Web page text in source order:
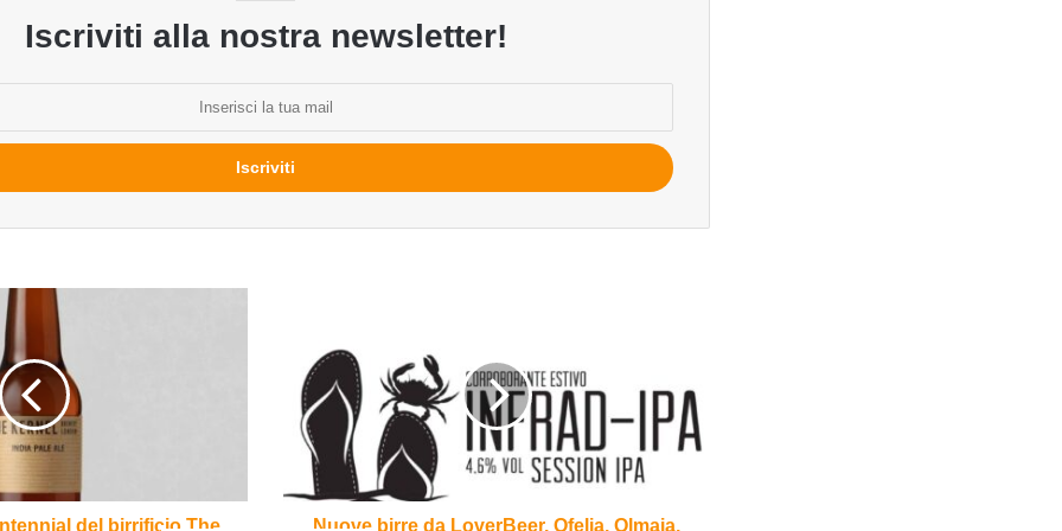
Iscriviti alla nostra newsletter!
del birrificio The
LoverBeer,
Ofelia,
Olmaia,
Hammer,
Lambrate
e
Nuove birre da LoverBeer, Ofelia, Olmaia,